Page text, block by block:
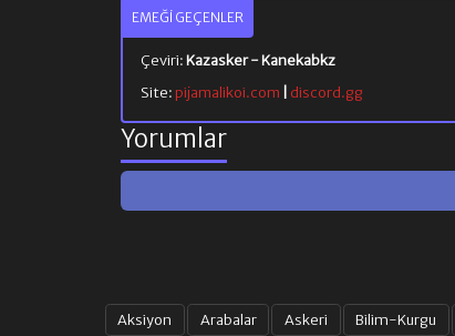
EMEĞI GEÇENLER
Çeviri:Kazasker - Kanekabkz
Site:pijamalikoi.com discord.gg
Yorumlar
Aksiyon Arabalar Askeri Bilim-Kurgu